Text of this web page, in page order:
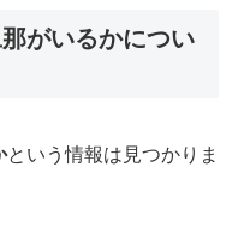
がいるかについ
という情報は見つかりま